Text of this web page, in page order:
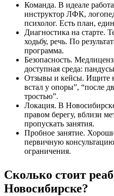
Команда. В идеале
инструктор ЛФК,
психолог. Есть план,
Диагностика на старте.
ходьбу, речь. По
программа.
Безопасность.
доступная среда:
Отзывы и кейсы. Ищите
встал у опоры”, “после
тростью”.
Локация. В
правом берегу, вблизи
пропускать занятия.
Пробное занятие.
первичную
ограничения.
Сколько стоит
Новосибирске?